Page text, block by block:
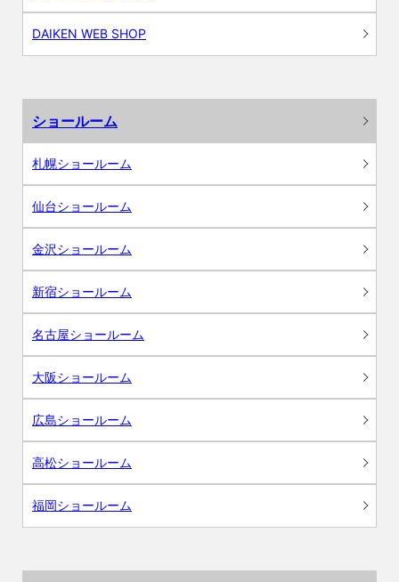
DAIKEN WEB SHOP
ショールーム
札幌ショールーム
仙台ショールーム
金沢ショールーム
新宿ショールーム
名古屋ショールーム
大阪ショールーム
広島ショールーム
高松ショールーム
福岡ショールーム